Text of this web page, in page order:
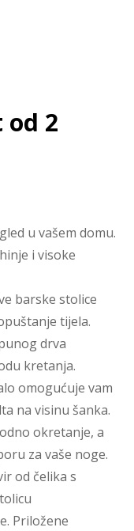
od 2
u vašem domu.
i visoke
barske stolice
tijela.
drva
kretanja.
omogućuje vam
na visinu šanka.
okretanje, a
za vaše noge.
od čelika s
Priložene